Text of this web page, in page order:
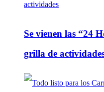
Se vienen las “24
grilla de